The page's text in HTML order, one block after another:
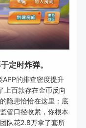
定时炸弹。
的排查密度提升
上百款存在金币反向
隐患恰恰在这里：底
管口径收紧，你根本
队花2.8万拿了套所